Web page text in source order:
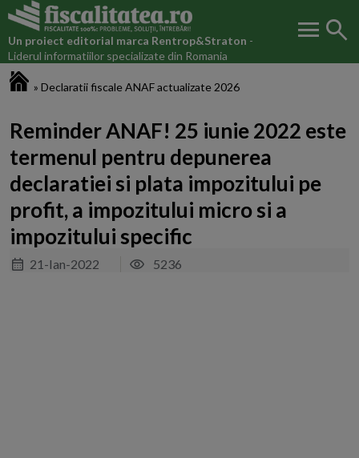
Un proiect editorial marca Rentrop&Straton -
Liderul informatiilor specializate din Romania
menu search
» Declaratii fiscale ANAF actualizate 2026
Reminder ANAF! 25 iunie 2022 este
termenul pentru depunerea
declaratiei si plata impozitului pe
profit, a impozitului micro si a
impozitului specific
21-Ian-2022 5236